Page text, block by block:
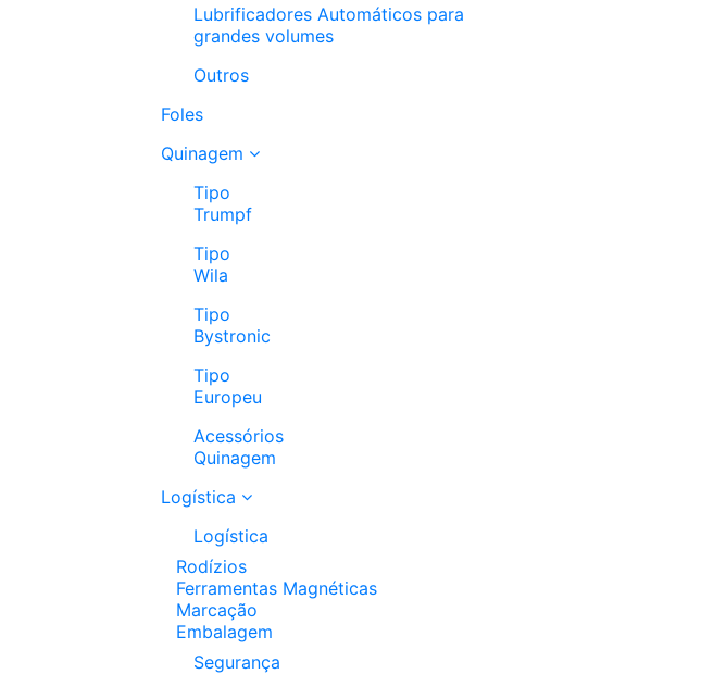
Lubrificadores Automáticos para
grandes volumes
Outros
Foles
Quinagem
Tipo
Trumpf
Tipo
Wila
Tipo
Bystronic
Tipo
Europeu
Acessórios
Quinagem
Logística
Logística
Rodízios
Ferramentas Magnéticas
Marcação
Embalagem
Segurança